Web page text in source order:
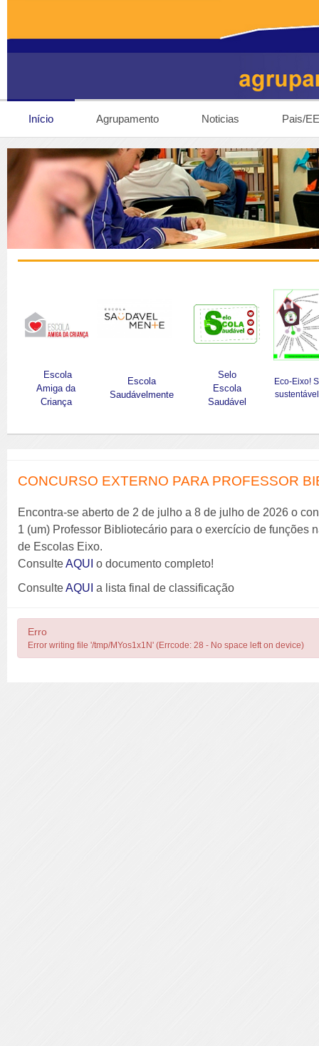
Início Agrupamento Noticias Pais/EE
Escola
Amiga da
Criança
Escola
Saudávelmente
Selo
Escola
Saudável
Eco-Eixo!
CONCURSO EXTERNO PARA PROFESSOR
Encontra-se aberto de 2 de julho a 8 de julho de 2026 o
1 (um) Professor Bibliotecário para o exercício de funções
de Escolas Eixo.
ConsulteAQUI o documento completo!
ConsulteAQUI a lista final de classificação
Erro
Error writing file '/tmp/MYos1x1N' (Errcode: 28 - No space left on device)